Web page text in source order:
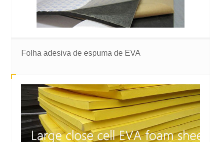
Folha adesiva de espuma de EVA